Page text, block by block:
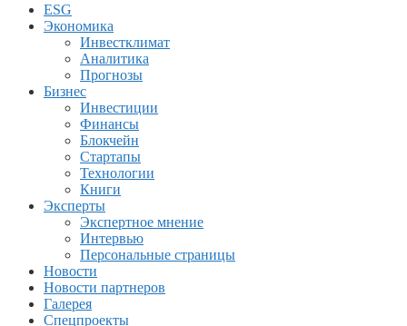
ESG
Экономика
Инвестклимат
Аналитика
Прогнозы
Бизнес
Инвестиции
Финансы
Блокчейн
Стартапы
Технологии
Книги
Эксперты
Экспертное мнение
Интервью
Персональные страницы
Новости
Новости партнеров
Галерея
Спецпроекты